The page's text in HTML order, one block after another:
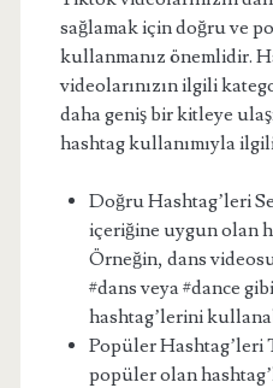
sağlamak için doğru ve
kullanmanız önemlidir.
videolarınızın ilgili
daha geniş bir kitleye
hashtag kullanımıyla
Doğru Hashtag’leri
içeriğine uygun olan
Örneğin, dans
#dans veya #dance
hashtag’lerini
Popüler Hashtag’leri
popüler olan